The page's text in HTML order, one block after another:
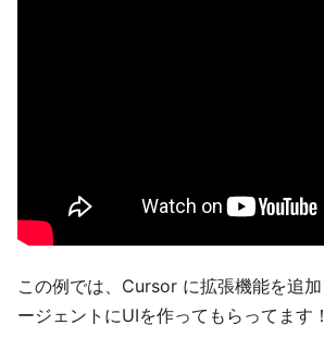
この例では、Cursor に拡張機能を追
ージェントにUIを作ってもらってます！